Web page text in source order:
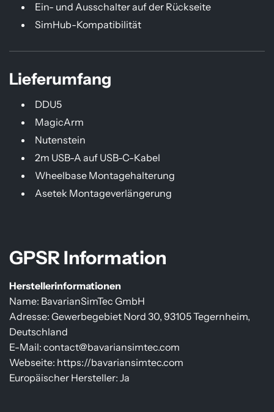
Ein- und Ausschalter auf der Rückseite
SimHub-Kompatibilität
Lieferumfang
DDU5
MagicArm
Nutenstein
2m USB-A auf USB-C-Kabel
Wheelbase Montagehalterung
Asetek Montageverlängerung
GPSR Information
Herstellerinformationen
Name: BavarianSimTec GmbH
Adresse: Gewerbegebiet Nord 30, 93105 Tegernheim,
Deutschland
E-Mail: contact@bavariansimtec.com
Webseite: https://bavariansimtec.com
Europäischer Hersteller: Ja